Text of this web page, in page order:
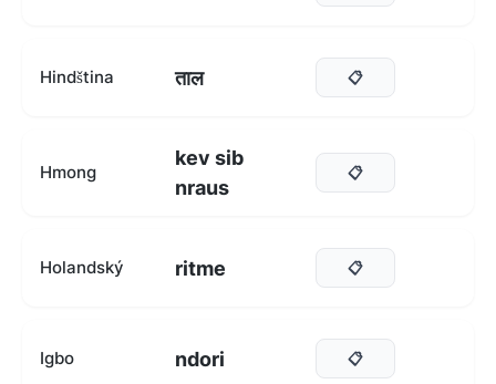
Hindština ताल 📋
Hmong
kev sib
nraus
📋
Holandský ritme 📋
Igbo ndori 📋